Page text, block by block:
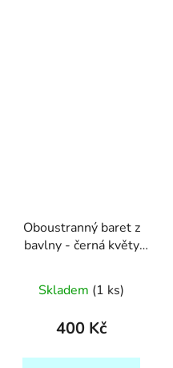
Oboustranný baret z
bavlny - černá květy
Skladem (1 ks)
400 Kč